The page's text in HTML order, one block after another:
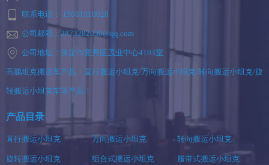
联系电话： 15081810020
公司邮箱：2873282030@qq.com
公司地址：保定市竞秀区茂业中心4103室
高鹏坦克搬运车产品：直行搬运小坦克/万向搬运小坦克/转向搬运小坦克/旋
转搬运小坦克车等产品！
产品目录
直行搬运小坦克 万向搬运小坦克 转向搬运小坦克
旋转搬运小坦克 组合式搬运小坦克 履带式搬运小坦克